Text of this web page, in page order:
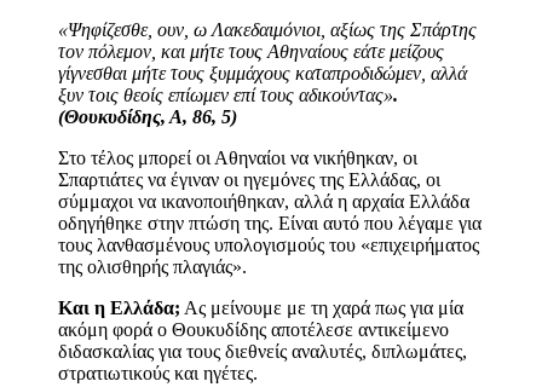
«Ψηφίζεσθε, ουν, ω Λακεδαιμόνιοι, αξίως της Σπάρτης
τον πόλεμον, και μήτε τους Αθηναίους εάτε μείζους
γίγνεσθαι μήτε τους ξυμμάχους καταπροδιδώμεν, αλλά
ξυν τοις θεοίς επίωμεν επί τους αδικούντας».
(Θουκυδίδης, Α, 86, 5)
Στο τέλος μπορεί οι Αθηναίοι να νικήθηκαν, οι
Σπαρτιάτες να έγιναν οι ηγεμόνες της Ελλάδας, οι
σύμμαχοι να ικανοποιήθηκαν, αλλά η αρχαία Ελλάδα
οδηγήθηκε στην πτώση της. Είναι αυτό που λέγαμε για
τους λανθασμένους υπολογισμούς του «επιχειρήματος
της ολισθηρής πλαγιάς».
Και η Ελλάδα; Ας μείνουμε με τη χαρά πως για μία
ακόμη φορά ο Θουκυδίδης αποτέλεσε αντικείμενο
διδασκαλίας για τους διεθνείς αναλυτές, διπλωμάτες,
στρατιωτικούς και ηγέτες.